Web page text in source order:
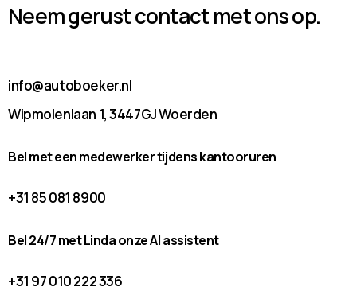
Neem gerust contact met ons op.
info@autoboeker.nl
Wipmolenlaan 1, 3447GJ Woerden
Bel met een medewerker tijdens kantooruren
+31 85 081 8900
Bel 24/7 met Linda onze AI assistent
+31 97 010 222 336